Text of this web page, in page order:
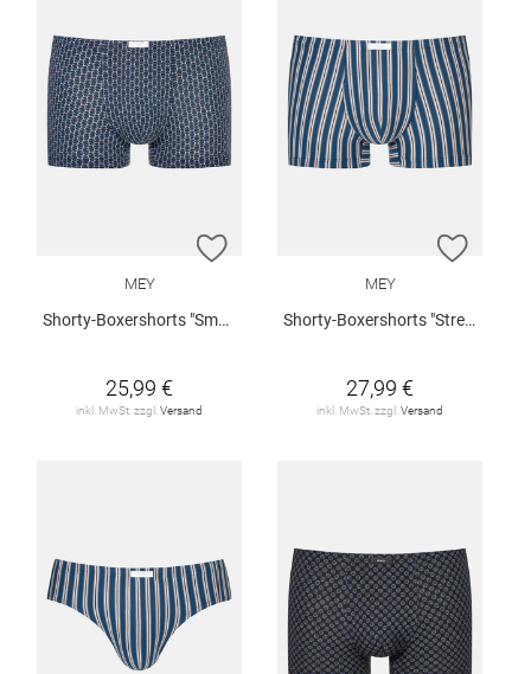
ZUR WUNSCHLISTE HINZUFÜGEN
MEY
Shorty-Boxershorts "Smart Chains"
25,99 €
inkl. MwSt. zzgl.Versand
ZUR
MEY
Shorty-Boxershorts "Stream Stripes"
27,99 €
inkl. MwSt. zzgl.Versand